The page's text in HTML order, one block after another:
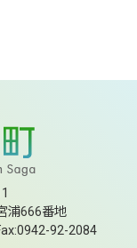
浦666番地
92-2084